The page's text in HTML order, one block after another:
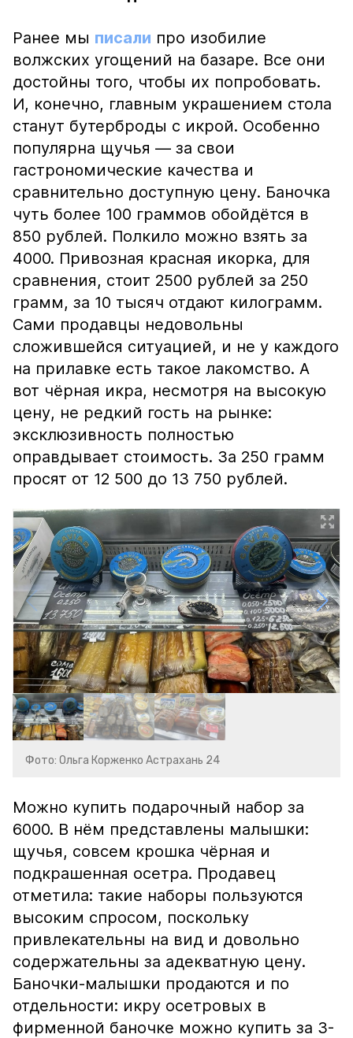
Ранее мы писали про изобилие
волжских угощений на базаре. Все они
достойны того, чтобы их попробовать.
И, конечно, главным украшением стола
станут бутерброды с икрой. Особенно
популярна щучья — за свои
гастрономические качества и
сравнительно доступную цену. Баночка
чуть более 100 граммов обойдётся в
850 рублей. Полкило можно взять за
4000. Привозная красная икорка, для
сравнения, стоит 2500 рублей за 250
грамм, за 10 тысяч отдают килограмм.
Сами продавцы недовольны
сложившейся ситуацией, и не у каждого
на прилавке есть такое лакомство. А
вот чёрная икра, несмотря на высокую
цену, не редкий гость на рынке:
эксклюзивность полностью
оправдывает стоимость. За 250 грамм
просят от 12 500 до 13 750 рублей.
Фото: Ольга Корженко Астрахань 24
Можно купить подарочный набор за
6000. В нём представлены малышки:
щучья, совсем крошка чёрная и
подкрашенная осетра. Продавец
отметила: такие наборы пользуются
высоким спросом, поскольку
привлекательны на вид и довольно
содержательны за адекватную цену.
Баночки-малышки продаются и по
отдельности: икру осетровых в
фирменной баночке можно купить за 3-